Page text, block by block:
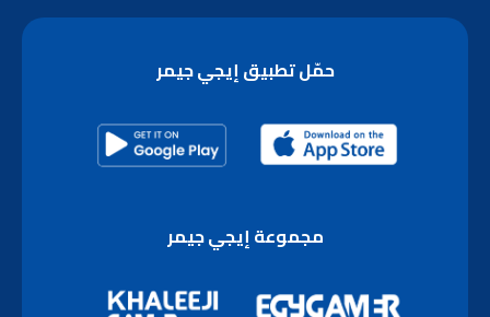
حمّل تطبيق إيجي جيمر
مجموعة إيجي جيمر